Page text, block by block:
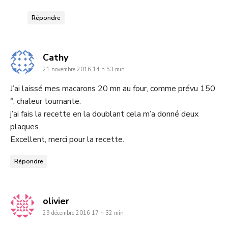
Répondre
Cathydit
:
21 novembre 2016 14 h 53 min
J’ai laissé mes macarons 20 mn au four, comme prévu 150
°, chaleur tournante.
j’ai fais la recette en la doublant cela m’a donné deux
plaques.
Excellent, merci pour la recette.
Répondre
olivierdit
:
29 décembre 2016 17 h 32 min